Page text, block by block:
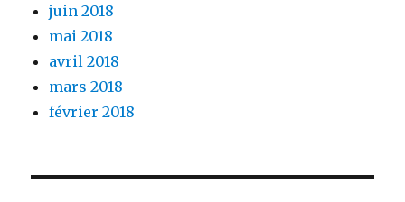
juin 2018
mai 2018
avril 2018
mars 2018
février 2018